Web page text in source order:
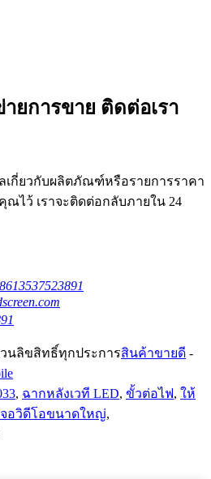
ายการขาย ติดต่อเรา
กี่ยวกับผลิตภัณฑ์หรือรายการราคา
ณไว้ เราจะติดต่อกลับภายใน 24
วนลิขสิทธิ์ทุกประการสินค้าขายดี -
, ฉากหลังเวที LED, ขั้วต่อไฟ, ให้
จอวิดีโอขนาดใหญ่,